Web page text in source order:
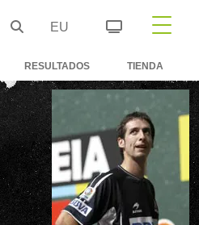
EU
RESULTADOS TIENDA